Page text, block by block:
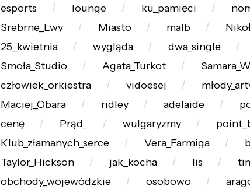
esports
lounge ku_pamięci
Srebrne_Lwy
Miasto malb
25_kwietnia
wygląda dwa_single
Smoła_Studio
Agata_Turkot
człowiek_orkiestra
vidoesej
Maciej_Obara
ridley adelaide
cenę
Prąd_ wulgaryzmy
Klub_złamanych_serce
Vera_Farmiga
Taylor_Hickson
jak_kocha lis
obchody_wojewódzkie
osobowo